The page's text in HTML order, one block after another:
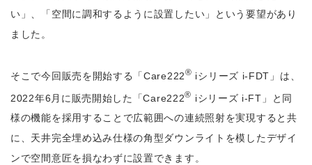
い」、「空間に調和するように設置したい」という要望があり
ました。
そこで今回販売を開始する「Care222® iシリーズ i-FDT」は、
2022年6月に販売開始した「Care222® iシリーズ i-FT」と同
様の機能を採用することで広範囲への連続照射を実現すると共
に、天井完全埋め込み仕様の角型ダウンライトを模したデザイ
ンで空間意匠を損なわずに設置できます。